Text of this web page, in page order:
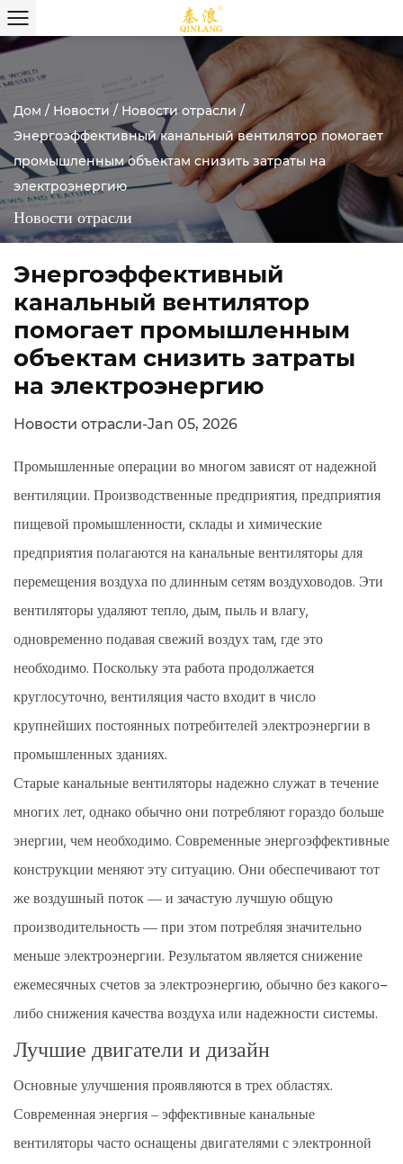
Дом / Новости / Новости отрасли /
Энергоэффективный канальный вентилятор помогает
промышленным объектам снизить затраты на
электроэнергию
Новости отрасли
Энергоэффективный
канальный вентилятор
помогает промышленным
объектам снизить затраты
на электроэнергию
Новости отрасли-Jan 05, 2026
Промышленные операции во многом зависят от надежной
вентиляции. Производственные предприятия, предприятия
пищевой промышленности, склады и химические
предприятия полагаются на канальные вентиляторы для
перемещения воздуха по длинным сетям воздуховодов. Эти
вентиляторы удаляют тепло, дым, пыль и влагу,
одновременно подавая свежий воздух там, где это
необходимо. Поскольку эта работа продолжается
круглосуточно, вентиляция часто входит в число
крупнейших постоянных потребителей электроэнергии в
промышленных зданиях.
Старые канальные вентиляторы надежно служат в течение
многих лет, однако обычно они потребляют гораздо больше
энергии, чем необходимо. Современные энергоэффективные
конструкции меняют эту ситуацию. Они обеспечивают тот
же воздушный поток — и зачастую лучшую общую
производительность — при этом потребляя значительно
меньше электроэнергии. Результатом является снижение
ежемесячных счетов за электроэнергию, обычно без какого-
либо снижения качества воздуха или надежности системы.
Лучшие двигатели и дизайн
Основные улучшения проявляются в трех областях.
Современная энергия – эффективные канальные
вентиляторы часто оснащены двигателями с электронной